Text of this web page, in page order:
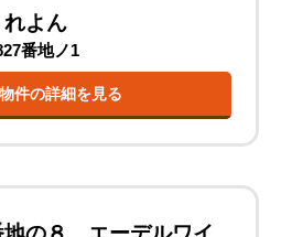
よん
番地ノ1
件の詳細を見る